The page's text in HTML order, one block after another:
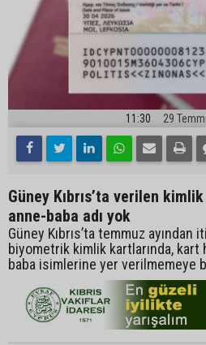
11:30 29
Güney Kıbrıs’ta verilen
anne-baba adı yok
Güney Kıbrıs’ta temmuz
biyometrik kimlik kartlarında, kart
baba isimlerine yer verilmemeye